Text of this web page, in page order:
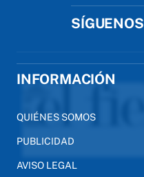
SÍGUENOS
INFORMACIÓN
QUIÉNES SOMOS
PUBLICIDAD
AVISO LEGAL